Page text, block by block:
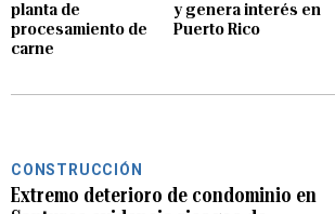
planta de
procesamiento de
carne
y genera interés en
Puerto Rico
CONSTRUCCIÓN
Extremo deterioro de condominio en